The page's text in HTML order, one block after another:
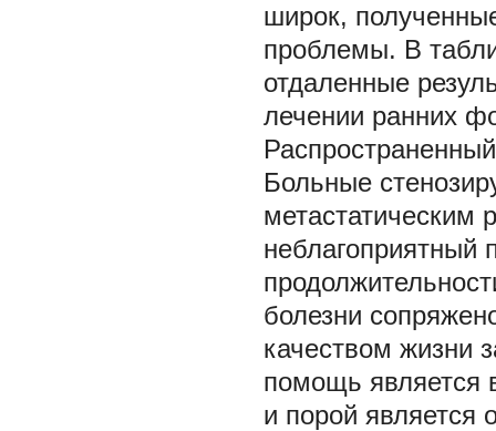
широк,
проблемы. В
отдаленные
лечении ранних
Больные
метастатическим
неблагоприятный
болезни
качеством жизни
помощь является
и порой является